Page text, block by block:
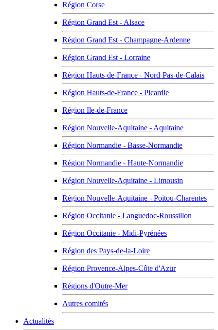
Région Corse
Région Grand Est - Alsace
Région Grand Est - Champagne-Ardenne
Région Grand Est - Lorraine
Région Hauts-de-France - Nord-Pas-de-Calais
Région Hauts-de-France - Picardie
Région Ile-de-France
Région Nouvelle-Aquitaine - Aquitaine
Région Normandie - Basse-Normandie
Région Normandie - Haute-Normandie
Région Nouvelle-Aquitaine - Limousin
Région Nouvelle-Aquitaine - Poitou-Charentes
Région Occitanie - Languedoc-Roussillon
Région Occitanie - Midi-Pyrénées
Région des Pays-de-la-Loire
Région Provence-Alpes-Côte d'Azur
Régions d'Outre-Mer
Autres comités
Actualités